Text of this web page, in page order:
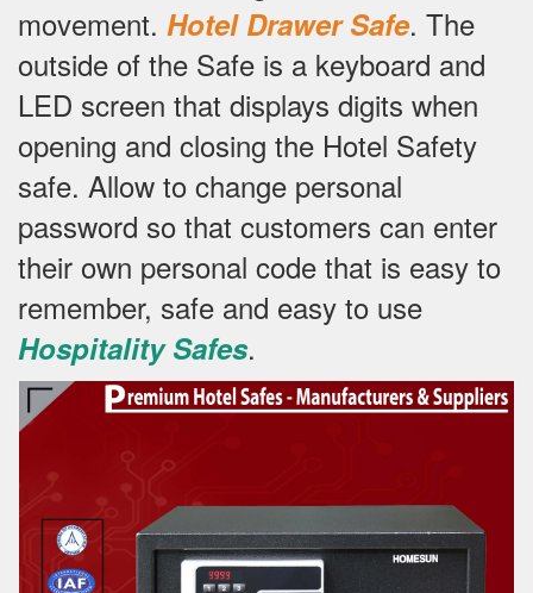
movement. Hotel Drawer Safe. The
outside of the Safe is a keyboard and
LED screen that displays digits when
opening and closing the Hotel Safety
safe. Allow to change personal
password so that customers can enter
their own personal code that is easy to
remember, safe and easy to use
Hospitality Safes.